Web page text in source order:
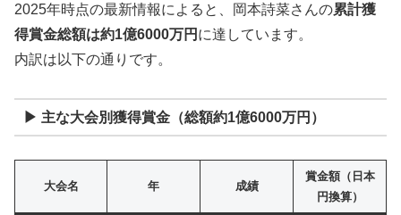
2025年時点の最新情報によると、岡本詩菜さんの累計獲
得賞金総額は約1億6000万円 に達しています。
内訳は以下の通りです。
▶ 主な大会別獲得賞金（総額約1億6000万円）
大会名 年 成績
賞金額（日本
円換算）